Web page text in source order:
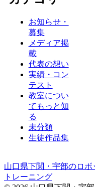
お知らせ・
募集
メディア掲
載
代表の想い
実績・コン
テスト
教室につい
てもっと知
る
未分類
生徒作品集
山口県下関・宇部のロ
トレーニング